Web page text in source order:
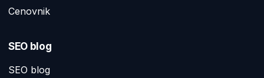
Cenovnik
SEO blog
SEO blog